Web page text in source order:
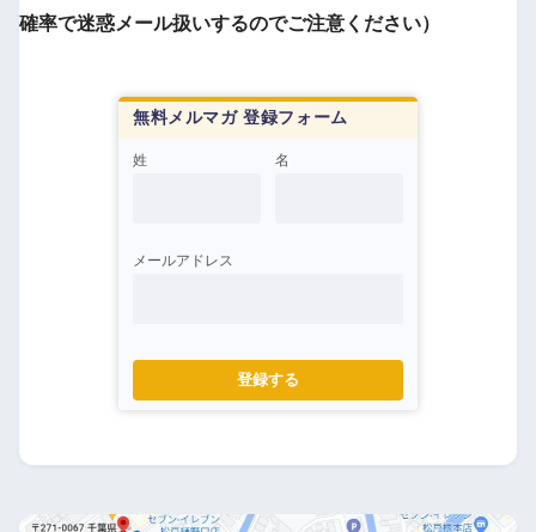
確率で迷惑メール扱いするのでご注意ください）
無料メルマガ 登録フォーム
姓 名
メールアドレス
登録する